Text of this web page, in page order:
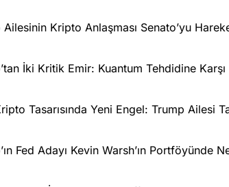
Ailesinin Kripto Anlaşması Senato’yu
İki Kritik Emir: Kuantum Tehdidine Karşı
Tasarısında Yeni Engel: Trump Ailesi
Fed Adayı Kevin Warsh’ın Portföyünde